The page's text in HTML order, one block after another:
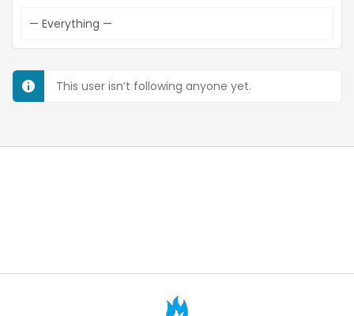
This user isn’t following anyone yet.